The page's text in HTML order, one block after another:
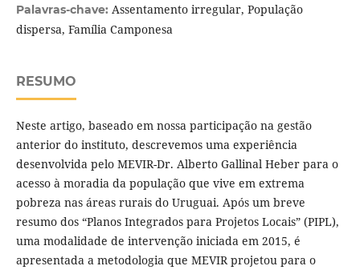
Palavras-chave: Assentamento irregular, População
dispersa, Família Camponesa
RESUMO
Neste artigo, baseado em nossa participação na gestão
anterior do instituto, descrevemos uma experiência
desenvolvida pelo MEVIR-Dr. Alberto Gallinal Heber para o
acesso à moradia da população que vive em extrema
pobreza nas áreas rurais do Uruguai. Após um breve
resumo dos “Planos Integrados para Projetos Locais” (PIPL),
uma modalidade de intervenção iniciada em 2015, é
apresentada a metodologia que MEVIR projetou para o